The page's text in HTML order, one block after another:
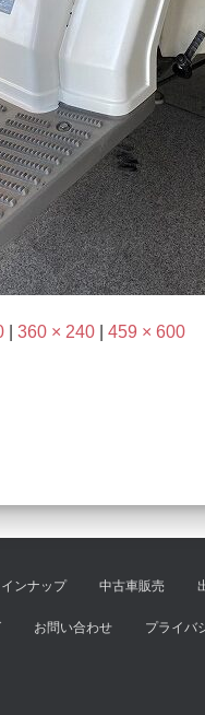
360 × 240 459 × 600
ンナップ 中古車販売
お問い合わせ プライバ